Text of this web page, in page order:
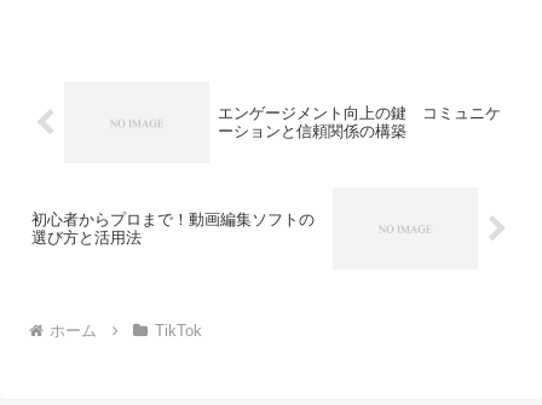
エンゲージメント向上の鍵 コミュニケ
ーションと信頼関係の構築
初心者からプロまで！動画編集ソフトの
選び方と活用法
ホーム TikTok